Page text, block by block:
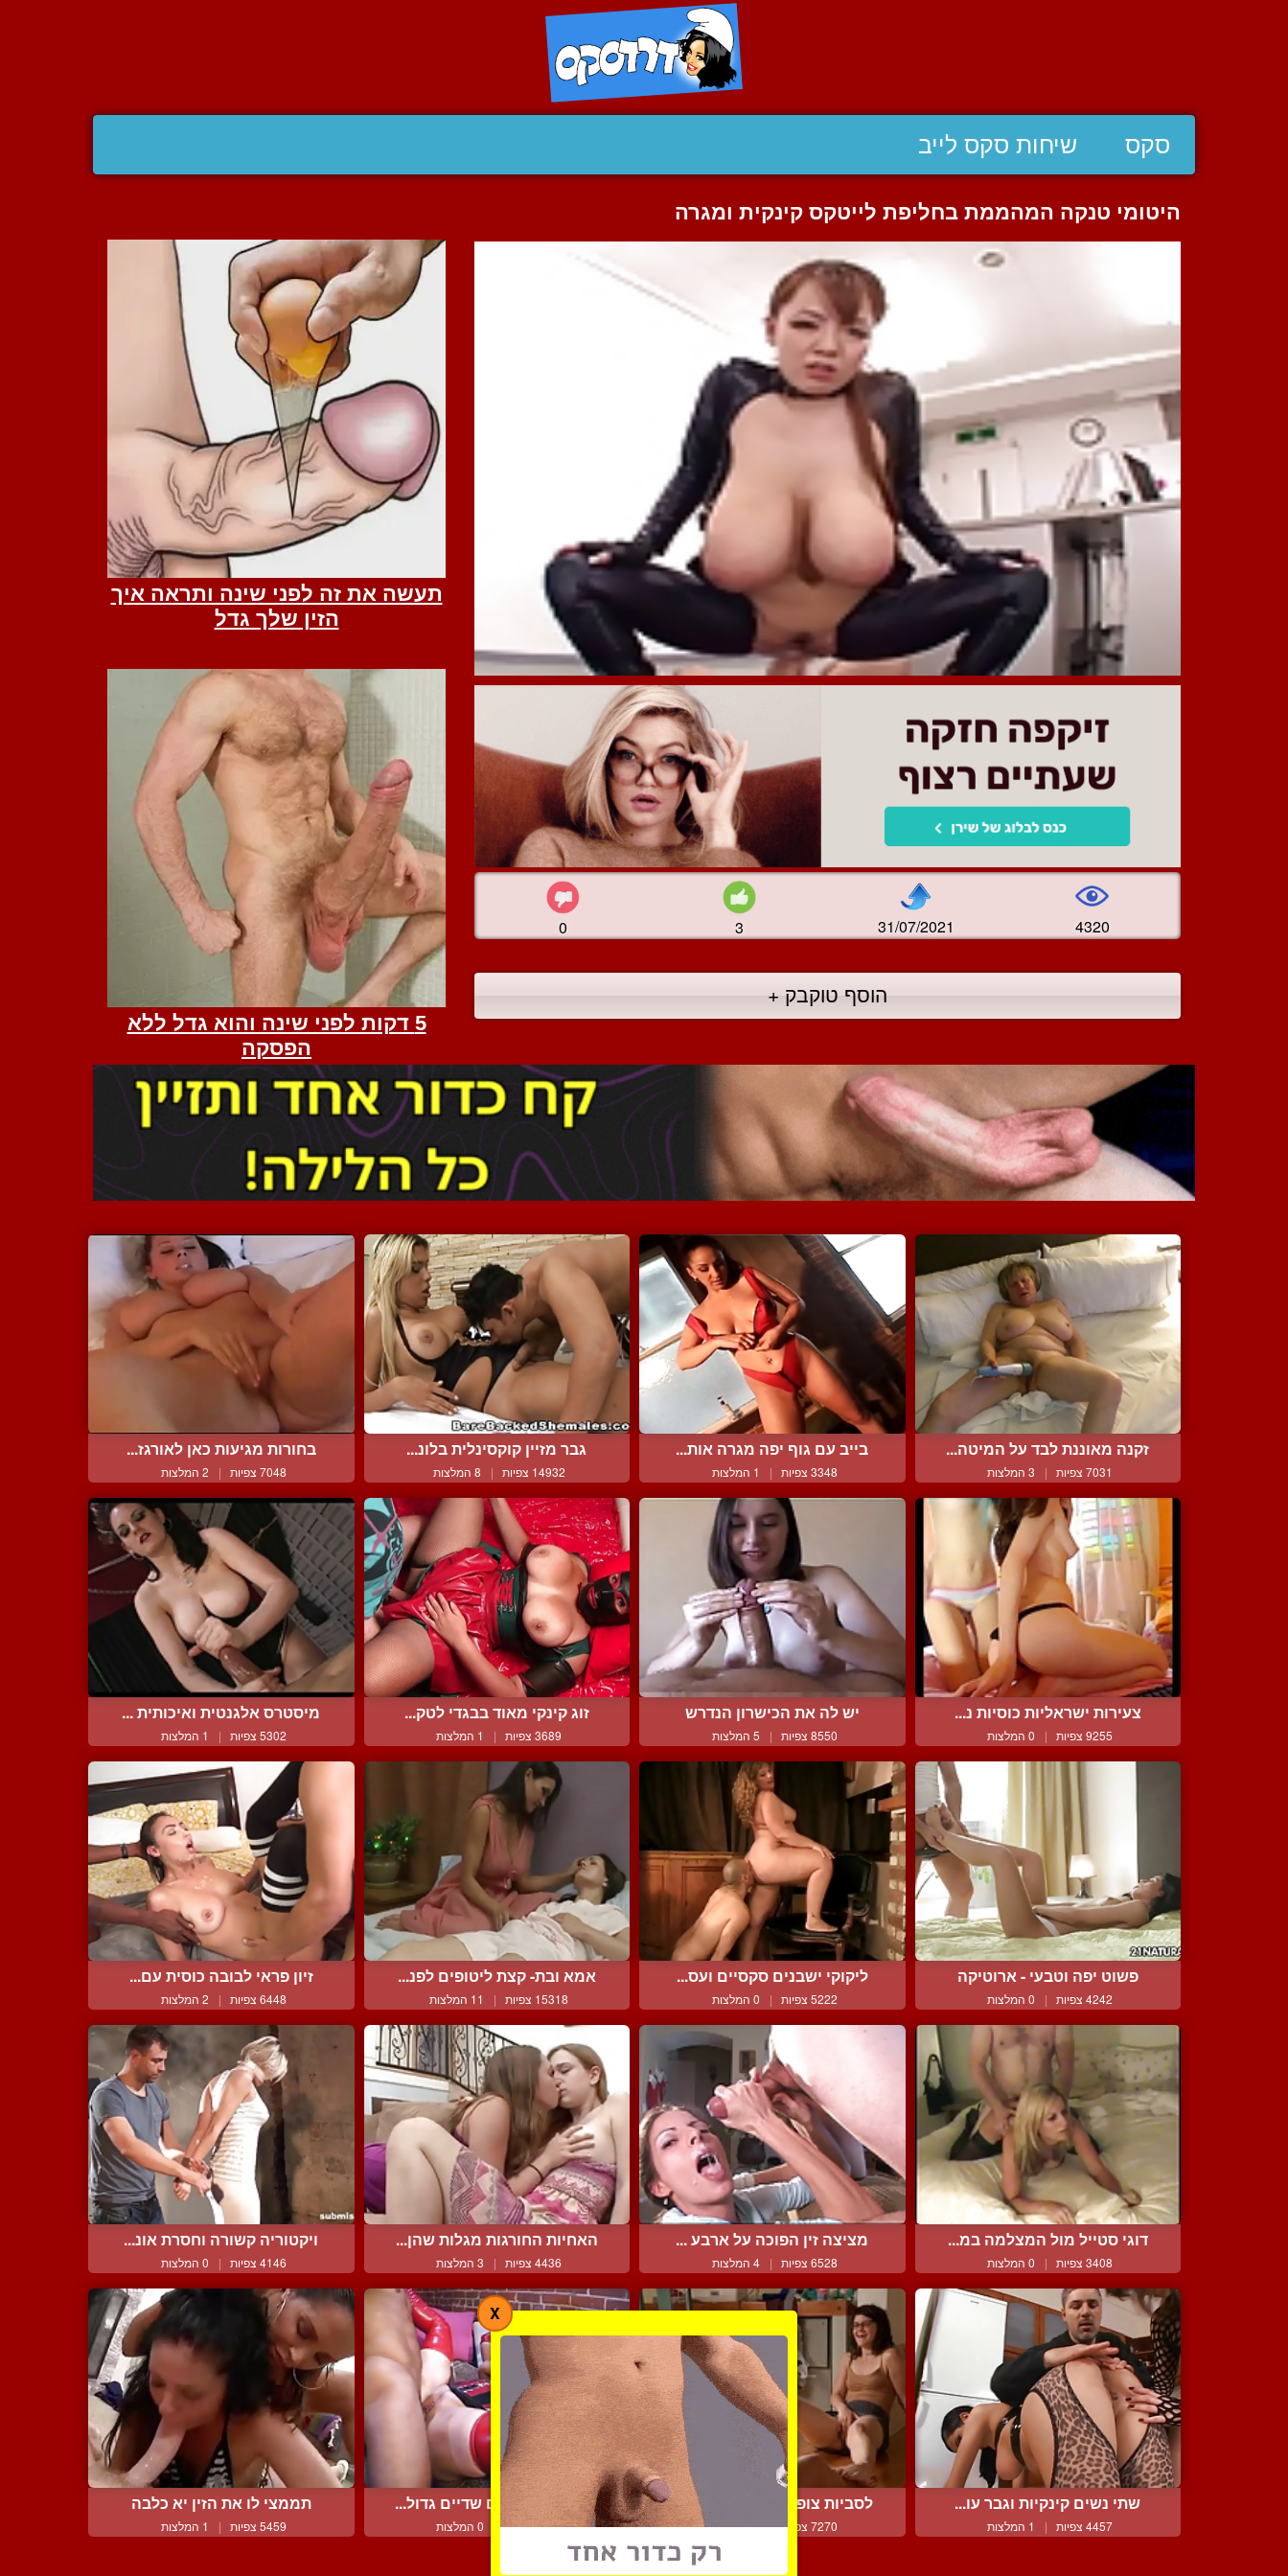
סקס שיחות סקס לייב
היטומי טנקה המהממת בחליפת לייטקס קינקית ומגרה
0 3 31/07/2021 4320
הוסף טוקבק +
זקנה מאוננת לבד על המיטה...
7031 צפיות | 3 המלצות
בייב עם גוף יפה מגרה אות...
3348 צפיות | 1 המלצות
גבר מזיין קוקסינלית בלונ...
14932 צפיות | 8 המלצות
בחורות מגיעות כאן לאורגז...
7048 צפיות | 2 המלצות
צעירות ישראליות כוסיות נ...
9255 צפיות | 0 המלצות
יש לה את הכישרון הנדרש
8550 צפיות | 5 המלצות
זוג קינקי מאוד בבגדי לטק...
3689 צפיות | 1 המלצות
מיסטרס אלגנטית ואיכותית ...
5302 צפיות | 1 המלצות
פשוט יפה וטבעי - ארוטיקה
4242 צפיות | 0 המלצות
ליקוקי ישבנים סקסיים ועס...
5222 צפיות | 0 המלצות
אמא ובת- קצת ליטופים לפנ...
15318 צפיות | 11 המלצות
זיון פראי לבובה כוסית עם...
6448 צפיות | 2 המלצות
דוגי סטייל מול המצלמה במ...
3408 צפיות | 0 המלצות
מציצה זין הפוכה על ארבע ...
6528 צפיות | 4 המלצות
האחיות החורגות מגלות שהן...
4436 צפיות | 3 המלצות
ויקטוריה קשורה וחסרת אונ...
4146 צפיות | 0 המלצות
שתי נשים קינקיות וגבר עו...
4457 צפיות | 1 המלצות
לסביות צופות אחת בשניה מ...
7270 צפיות | 2 המלצות
אישה סקסית עם שדיים גדול...
3802 צפיות | 0 המלצות
תממצי לו את הזין יא כלבה
5459 צפיות | 1 המלצות
צור קשר
X